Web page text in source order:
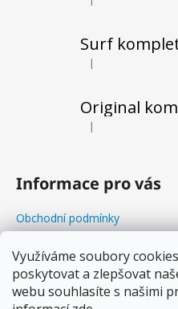
Využíváme soubory
poskytovat a zlepšovat
webu souhlasíte s našimi
Hodnocení
Surf komplet
Hodnocení
|
Original
Hodnocení
|
Informace pro vás
Obchodní podmínky
Odstoupení od kupní
Balanční Workshopy
Podmínky ochrany osobních
Soubory cookies